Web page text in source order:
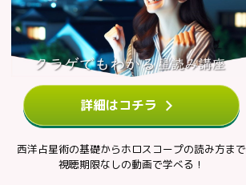
詳細はコチラ
西洋占星術の基礎からホロスコープの読み方まで
視聴期限なしの動画で学べる！